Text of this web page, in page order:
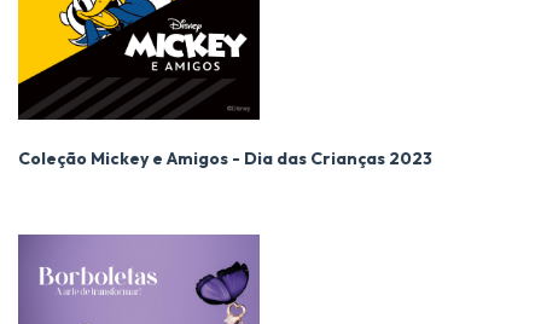
Coleção Mickey e Amigos - Dia das Crianças 2023